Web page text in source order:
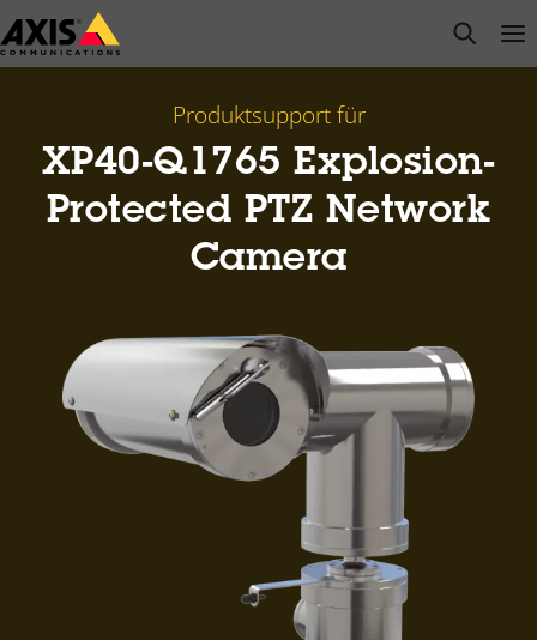
Zum
Hauptinhalt
open
Produktsupport für
XP40-Q1765 Explosion-
Protected PTZ Network
Camera